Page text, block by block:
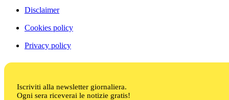
Disclaimer
Cookies policy
Privacy policy
Iscriviti alla newsletter giornaliera.
Ogni sera riceverai le notizie gratis!